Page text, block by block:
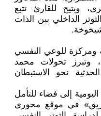
ويتيح للقارئ تتبع
الداخلي بين الذات
للوعي النفسي
وتبرز تحولات محمد
نحو الاستبطان
إلى فضاء للتأمل
في موقع محوري